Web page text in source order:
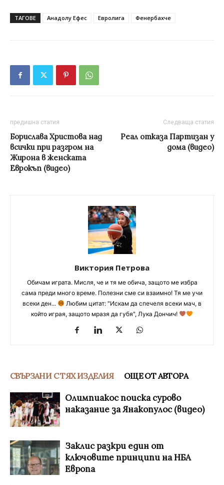
ТАГОВЕ Анадолу Ефес Евролига Фенербахче
предишна статия
Борислава Христова над
всички при разгром на
Жирона в женската
Еврокъп (видео)
Следваща статия
Реал отказа Партизан у
дома (видео)
Виктория Петрова
Обичам играта. Мисля, че и тя ме обича, защото ме избра
сама преди много време. Полезни сме си взаимно! Тя ме учи
всеки ден...
Любим цитат: "Искам да спечеля всеки мач, в
който играя, защото мразя да губя", Лука Дончич!
СВЪРЗАНИ С ТЯХ ИЗДЕЛИЯ ОЩЕ ОТ АВТОРА
Олимпиакос поиска сурово
наказание за Янакопулос (видео)
Заклис разкри един от
ключовите принципи на НБА
Европа